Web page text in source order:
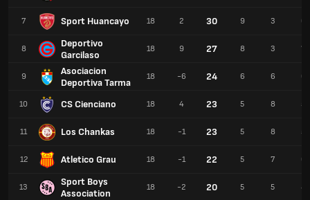
7 Sport Huancayo
8
Deportivo
Garcilaso
9
Asociacion
Deportiva Tarma
10 CS Cienciano
11 Los Chankas
12 Atletico Grau
13
Sport Boys
Association
18 2 30 9 3 6
18 9 27 8 3 7
18 -6 24 6 6 6
18 4 23 5 8 5
18 -1 23 5 8 5
18 -1 22 5 7 6
18 -2 20 5 5 8